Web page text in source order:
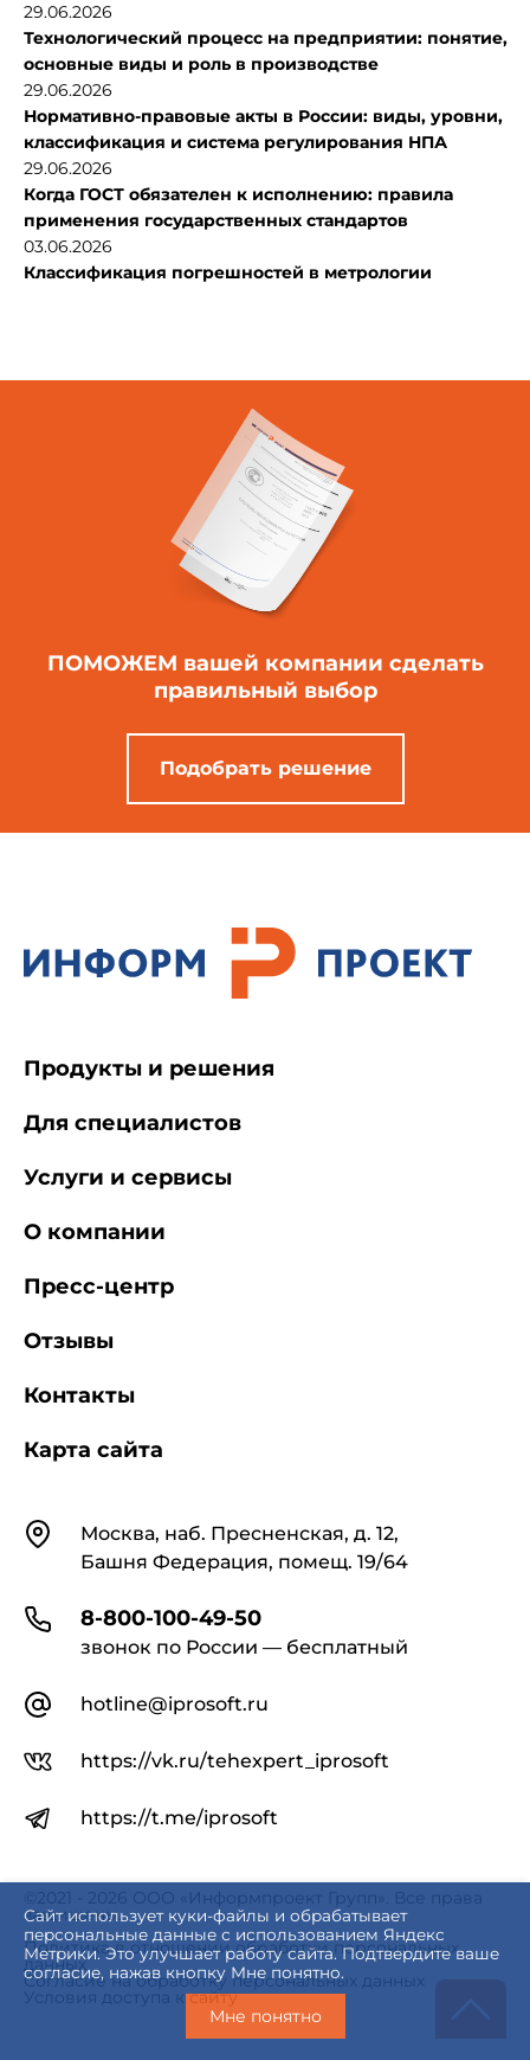
29.06.2026
Технологический процесс на предприятии: понятие,
основные виды и роль в производстве
29.06.2026
Нормативно-правовые акты в России: виды, уровни,
классификация и система регулирования НПА
29.06.2026
Когда ГОСТ обязателен к исполнению: правила
применения государственных стандартов
03.06.2026
Классификация погрешностей в метрологии
ПОМОЖЕМ вашей компании сделать
правильный выбор
Подобрать решение
Сайт использует куки-файлы и обрабатывает
персональные данные с использованием Яндекс
Метрики. Это улучшает работу сайта. Подтвердите ваше
согласие, нажав кнопку Мне понятно.
Мне понятно
КонтактыМосква, наб. Пресненская, д. 12,
Башня Федерация, помещ. 19/64
8-800-100-49-50
звонок по России — бесплатный
hotline@iprosoft.ru
https://vk.ru/tehexpert_iprosoft
https://t.me/iprosoft
Продукты и решения
Для специалистов
Услуги и сервисы
О компании
Пресс-центр
Отзывы
Контакты
Карта сайта
©2021 - 2026 ООО «Информпроект Групп». Все права
защищены.
Политика в отношении обработки персональных
данных
Согласие на обработку персональных данных
Условия доступа к сайту